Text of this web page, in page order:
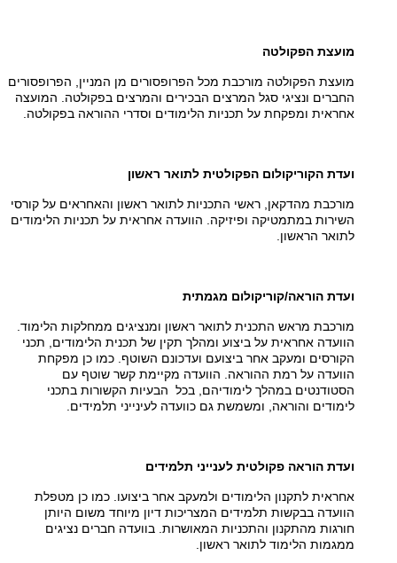
מועצת הפקולטה
מועצת הפקולטה מורכבת מכל הפרופסורים מן המניין, הפרופסורים
החברים ונציגי סגל המרצים הבכירים והמרצים בפקולטה. המועצה
אחראית ומפקחת על תכניות הלימודים וסדרי ההוראה בפקולטה.
ועדת הקוריקולום הפקולטית לתואר ראשון
מורכבת מהדקאן, ראשי התכניות לתואר ראשון והאחראים על קורסי
השירות במתמטיקה ופיזיקה. הוועדה אחראית על תכניות הלימודים
לתואר הראשון.
ועדת הוראה/קוריקולום מגמתית
מורכבת מראש התכנית לתואר ראשון ומנציגים ממחלקות הלימוד.
הוועדה אחראית על ביצוע ומהלך תקין של תכנית הלימודים, תכני
הקורסים ומעקב אחר ביצועם ועדכונם השוטף. כמו כן מפקחת
הוועדה על רמת ההוראה. הוועדה מקיימת קשר שוטף עם
הסטודנטים במהלך לימודיהם, בכל הבעיות הקשורות בתכני
לימודים והוראה, ומשמשת גם כוועדה לעינייני תלמידים.
ועדת הוראה פקולטית לענייני תלמידים
אחראית לתקנון הלימודים ולמעקב אחר ביצועו. כמו כן מטפלת
הוועדה בבקשות תלמידים המצריכות דיון מיוחד משום היותן
חורגות מהתקנון והתכניות המאושרות. בוועדה חברים נציגים
ממגמות הלימוד לתואר ראשון.